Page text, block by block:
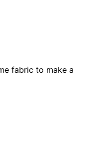
fabric to make a